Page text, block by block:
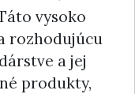
vysoko
rozhodujúcu
a jej
produkty,